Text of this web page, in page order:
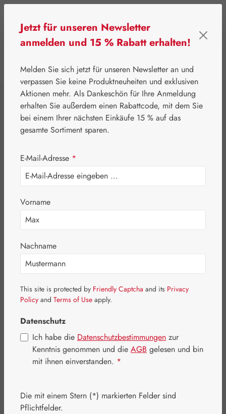
⌂ Gall Pharma Pflanzliche Produkte
Agnumens® comp.
4 mg Kapseln
Bildergalerie überspringen
Verkaufspreis:
18,32 € % Regulärer Preis:
22,90 €
Preise inkl. MwSt. zzgl. Versandkosten
Jetzt für unseren Newsletter
anmelden und 15 % Rabatt erhalten!
Melden Sie sich jetzt für unseren Newsletter an und
verpassen Sie keine Produktneuheiten und exklusiven
Aktionen mehr. Als Dankeschön für Ihre Anmeldung
erhalten Sie außerdem einen Rabattcode, mit dem Sie
bei einem Ihrer nächsten Einkäufe 15 % auf das
gesamte Sortiment sparen.
E-Mail-Adresse *
Vorname
Nachname
This site is protected by Friendly Captcha and its Privacy
Policy and Terms of Use apply.
Datenschutz
Ich habe die Datenschutzbestimmungen zur
Kenntnis genommen und die AGB gelesen und bin
mit ihnen einverstanden. *
Die mit einem Stern (*) markierten Felder sind
Pflichtfelder.